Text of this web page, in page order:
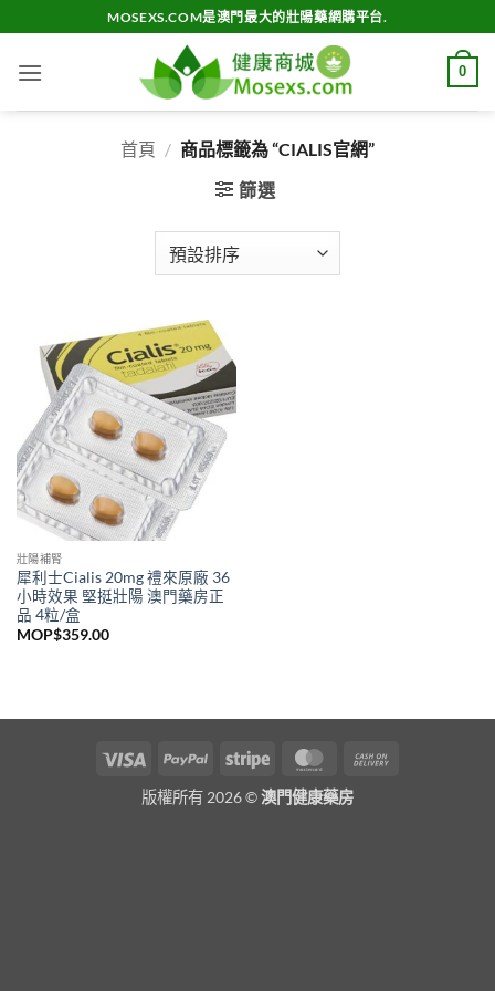
to
content
MOSEXS.COM是澳門最大的壯陽藥網購平台.
0
首頁 / 商品標籤為 “CIALIS官網”
篩選
壯陽補腎
犀利士Cialis 20mg 禮來原廠 36
小時效果 堅挺壯陽 澳門藥房正
品 4粒/盒
MOP$359.00
Visa PayPal Stripe MasterCard
版權所有 2026 ©澳門健康藥房